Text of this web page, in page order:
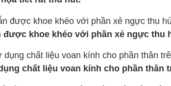
khoe khéo với phần xẻ ngực thu
chất liệu voan kính cho phần thân